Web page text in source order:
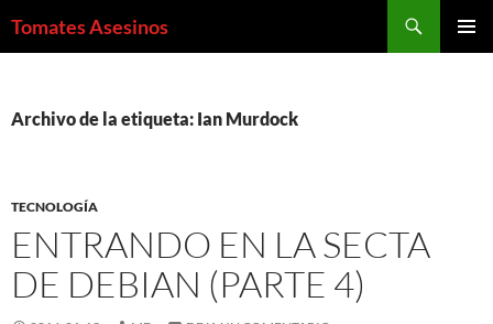
Tomates Asesinos
Archivo de la etiqueta: Ian Murdock
TECNOLOGÍA
ENTRANDO EN LA SECTA
DE DEBIAN (PARTE 4)